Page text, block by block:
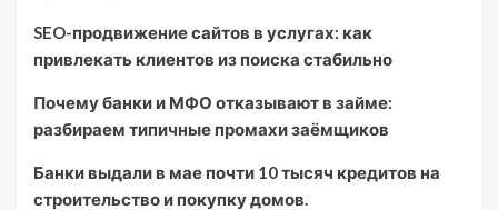
SEO-продвижение сайтов в услугах: как
привлекать клиентов из поиска стабильно
Почему банки и МФО отказывают в займе:
разбираем типичные промахи заёмщиков
Банки выдали в мае почти 10 тысяч кредитов на
строительство и покупку домов.